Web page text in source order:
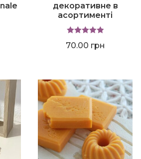
декоративне в
асортименті
з 5
70.00 грн